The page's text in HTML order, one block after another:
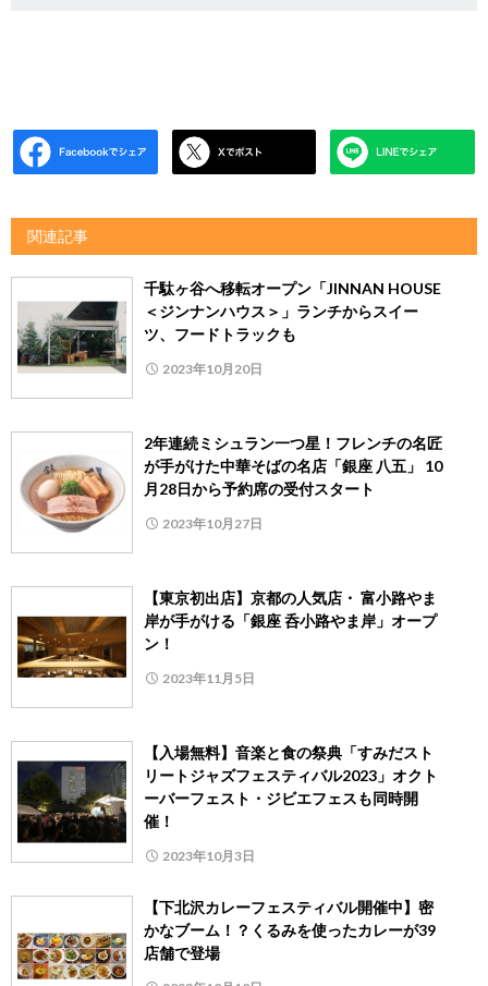
関連記事
千駄ヶ谷へ移転オープン「JINNAN HOUSE
＜ジンナンハウス＞」ランチからスイー
ツ、フードトラックも
2023年10月20日
2年連続ミシュラン一つ星！フレンチの名匠
が手がけた中華そばの名店「銀座 八五」 10
月28日から予約席の受付スタート
2023年10月27日
【東京初出店】京都の人気店・ 富小路やま
岸が手がける「銀座 呑小路やま岸」オープ
ン！
2023年11月5日
【入場無料】音楽と食の祭典「すみだスト
リートジャズフェスティバル2023」オクト
ーバーフェスト・ジビエフェスも同時開
催！
2023年10月3日
【下北沢カレーフェスティバル開催中】密
かなブーム！？くるみを使ったカレーが39
店舗で登場